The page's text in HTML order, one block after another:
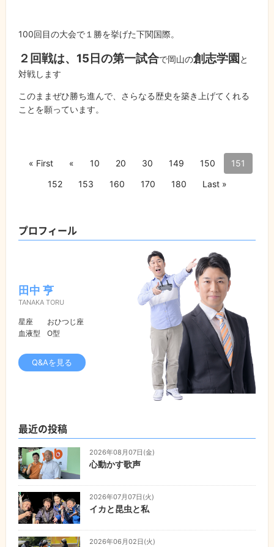
100回目の大会で１勝を挙げた下関国際。
２回戦は、15日の第一試合で岡山の創志学園 と
対戦します
このままぜひ勝ち進んで、さらなる歴史を築き上げてくれる
ことを願っています。
« First « 10 20 30 149 150
151
152
153 160 170 180 Last »
プロフィール
田中 亨
TANAKA TORU
星座
おひつじ座
血液型
O型
Q&Aを見る
最近の投稿
2026年08月07日(金)
心動かす歌声
2026年07月07日(火)
イカと昆虫と私
2026年06月02日(火)